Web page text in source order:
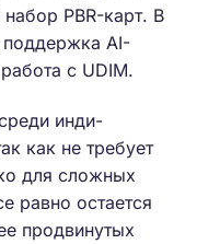
PBR-карт. В
поддержка AI-
с UDIM.
инди-
как не требует
для сложных
равно остается
продвинутых